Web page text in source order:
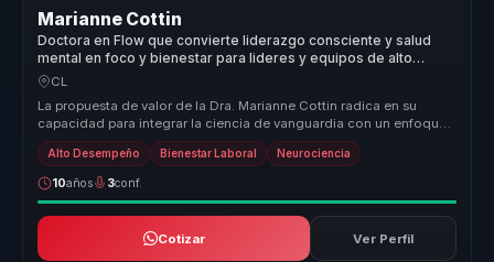
Marianne Cottin
Doctora en Flow que convierte liderazgo consciente y salud
mental en foco y bienestar para lideres y equipos de alto
desempeno.
CL
La propuesta de valor de la Dra. Marianne Cottin radica en su
capacidad para integrar la ciencia de vanguardia con un enfoque
humano y em...
Alto Desempeño Bienestar Laboral Neurociencia
10años 3conf.
Cotizar Ver Perfil